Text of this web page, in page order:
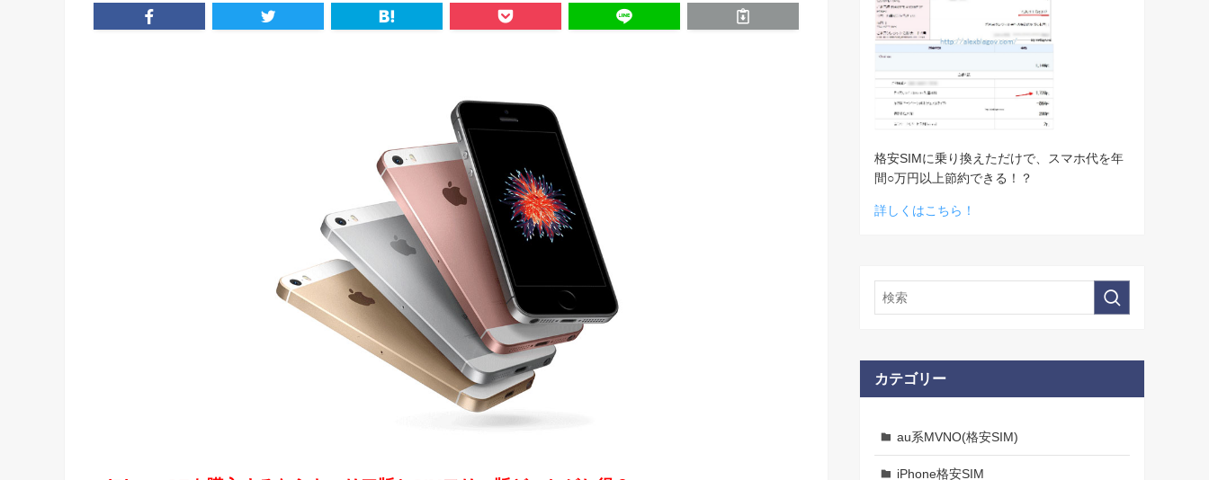
格安SIMに乗り換えただけで、スマホ代を年
間○万円以上節約できる！？
詳しくはこちら！
カテゴリー
au系MVNO(格安SIM)
iPhone格安SIM